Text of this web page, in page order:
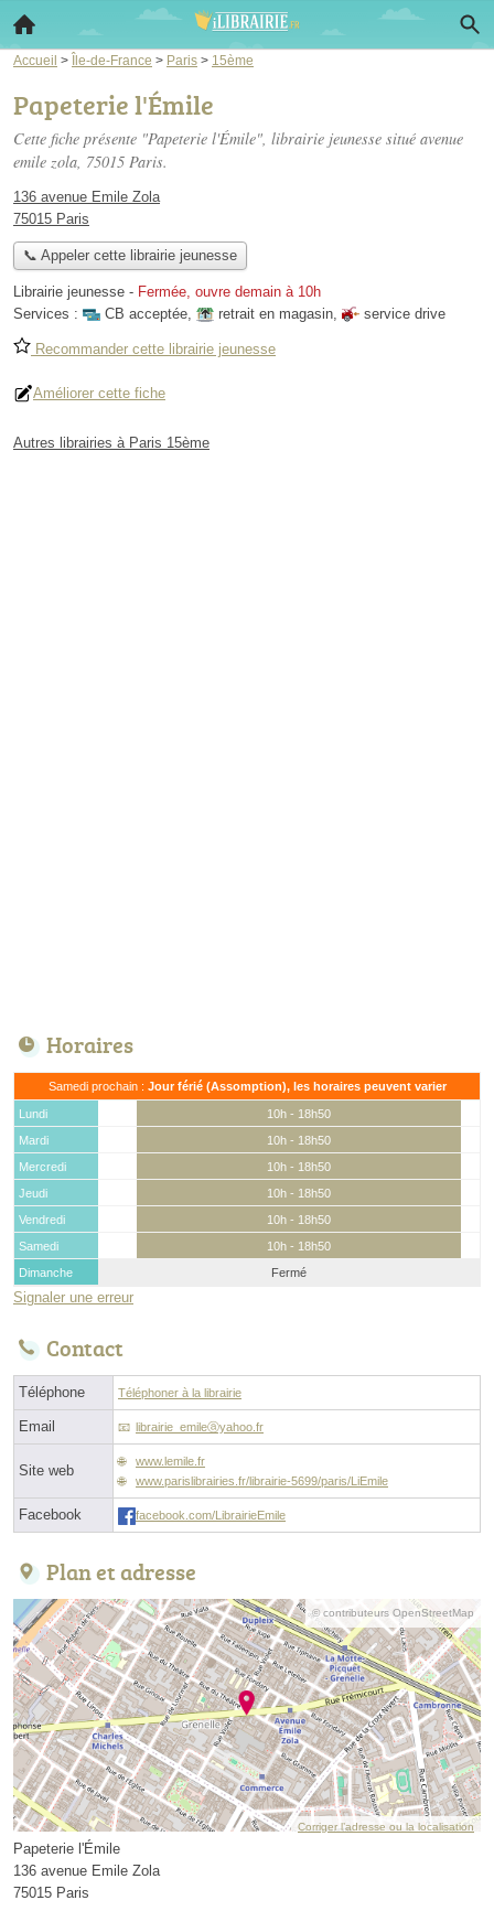
Accueil > Île-de-France > Paris > 15ème
Papeterie l'Émile
Cette fiche présente "Papeterie l'Émile", librairie jeunesse situé avenue
emile zola, 75015 Paris.
136 avenue Emile Zola
75015 Paris
📞 Appeler cette librairie jeunesse
Librairie jeunesse - Fermée, ouvre demain à 10h
Services :
CB acceptée, retrait en magasin, service drive
Recommander cette librairie jeunesse
Améliorer cette fiche
Autres librairies à Paris 15ème
Horaires
Samedi prochain : Jour férié (Assomption), les horaires peuvent varier
Lundi
10h - 18h50
Mardi
10h - 18h50
Mercredi
10h - 18h50
Jeudi
10h - 18h50
Vendredi
10h - 18h50
Samedi
10h - 18h50
Dimanche
Fermé
Signaler une erreur
Contact
Téléphone Téléphoner à la librairie
Email librairie_emileⓐyahoo.fr
Site web
www.lemile.fr
www.parislibrairies.fr/librairie-5699/paris/LiEmile
Facebook facebook.com/LibrairieEmile
Plan et adresse
© contributeurs OpenStreetMap
Corriger l’adresse ou la localisation
Papeterie l'Émile
136 avenue Emile Zola
75015 Paris